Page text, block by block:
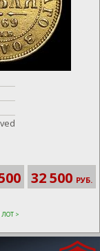
32 500 РУБ.
>